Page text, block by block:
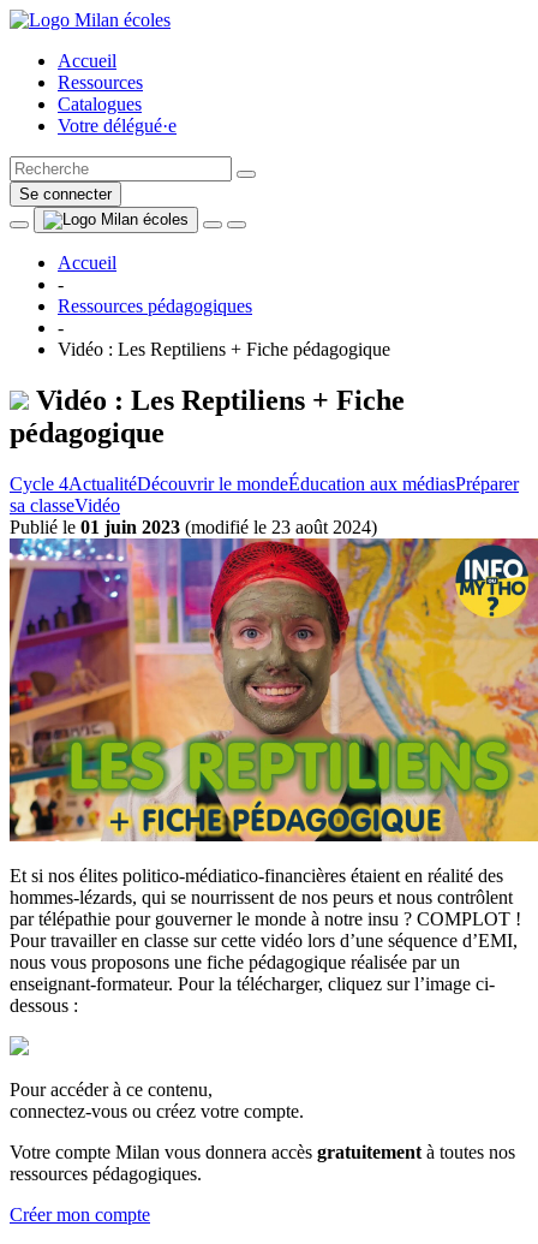
Accueil
Ressources
Catalogues
Votre délégué·e
Se connecter
Accueil
-
Ressources pédagogiques
-
Vidéo : Les Reptiliens + Fiche pédagogique
Vidéo : Les Reptiliens + Fiche
pédagogique
Cycle 4ActualitéDécouvrir le mondeÉducation aux médiasPréparer
sa classeVidéo
Publié le 01 juin 2023 (modifié le 23 août 2024)
Et si nos élites politico-médiatico-financières étaient en réalité des
hommes-lézards, qui se nourrissent de nos peurs et nous contrôlent
par télépathie pour gouverner le monde à notre insu ? COMPLOT !
Pour travailler en classe sur cette vidéo lors d’une séquence d’EMI,
nous vous proposons une fiche pédagogique réalisée par un
enseignant-formateur. Pour la télécharger, cliquez sur l’image ci-
dessous :
Pour accéder à ce contenu,
connectez-vous ou créez votre compte.
Votre compte Milan vous donnera accès gratuitement à toutes nos
ressources pédagogiques.
Créer mon compte